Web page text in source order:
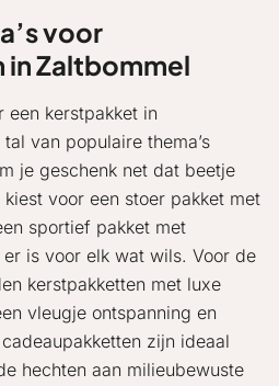
voor
Zaltbommel
een kerstpakket in
van populaire thema’s
je geschenk net dat beetje
voor een stoer pakket met
sportief pakket met
is voor elk wat wils. Voor de
kerstpakketten met luxe
vleugje ontspanning en
zijn ideaal
hechten aan milieubewuste